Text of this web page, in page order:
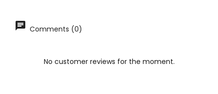
Comments (0)
No customer reviews for the moment.